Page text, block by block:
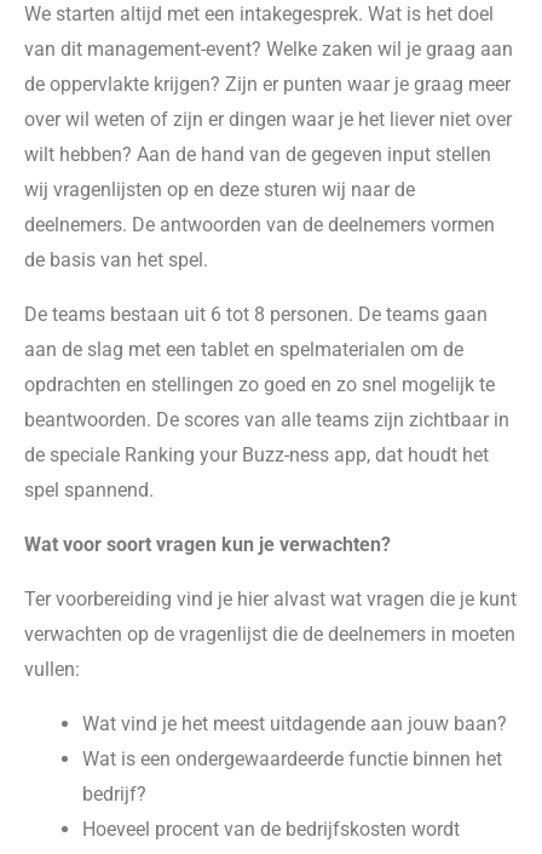
We starten altijd met een intakegesprek. Wat is het doel
van dit management-event? Welke zaken wil je graag aan
de oppervlakte krijgen? Zijn er punten waar je graag meer
over wil weten of zijn er dingen waar je het liever niet over
wilt hebben? Aan de hand van de gegeven input stellen
wij vragenlijsten op en deze sturen wij naar de
deelnemers. De antwoorden van de deelnemers vormen
de basis van het spel.
De teams bestaan uit 6 tot 8 personen. De teams gaan
aan de slag met een tablet en spelmaterialen om de
opdrachten en stellingen zo goed en zo snel mogelijk te
beantwoorden. De scores van alle teams zijn zichtbaar in
de speciale Ranking your Buzz-ness app, dat houdt het
spel spannend.
Wat voor soort vragen kun je verwachten?
Ter voorbereiding vind je hier alvast wat vragen die je kunt
verwachten op de vragenlijst die de deelnemers in moeten
vullen:
Wat vind je het meest uitdagende aan jouw baan?
Wat is een ondergewaardeerde functie binnen het
bedrijf?
Hoeveel procent van de bedrijfskosten wordt